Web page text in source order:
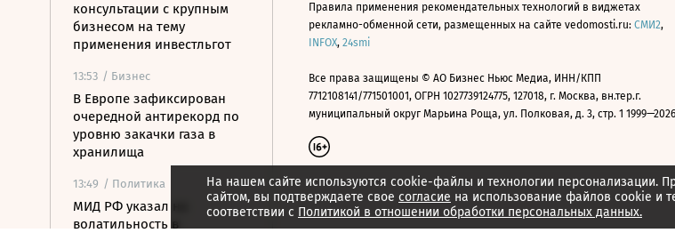
консультации с крупным
бизнесом на тему
применения инвестльгот
13:53 / Бизнес
В Европе зафиксирован
очередной антирекорд по
уровню закачки газа в
хранилища
13:49 / Политика
МИД РФ указал на
волатильность в
На нашем сайте используются cookie-файлы и технологии персонализации.
сайтом, вы подтверждаете свое согласие на использование файлов cookie и
соответствии с Политикой в отношении обработки персональных данных.
Правила применения рекомендательных технологий в виджетах
рекламно-обменной сети, размещенных на сайте vedomosti.ru: СМИ2,
INFOX, 24smi
Все права защищены © АО Бизнес Ньюс Медиа, ИНН/КПП
7712108141/771501001, ОГРН 1027739124775, 127018, г. Москва, вн.тер.г.
муниципальный округ Марьина Роща, ул. Полковая, д. 3, стр. 1 1999—2026